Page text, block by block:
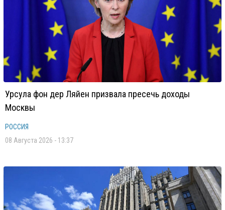
Урсула фон дер Ляйен призвала пресечь доходы
Москвы
РОССИЯ
08 Августа 2026 - 13:37